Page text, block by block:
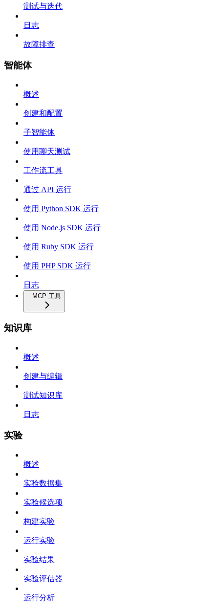
测试与迭代
日志
故障排查
智能体
概述
创建和配置
子智能体
使用聊天测试
工作流工具
通过 API 运行
使用 Python SDK 运行
使用 Node.js SDK 运行
使用 Ruby SDK 运行
使用 PHP SDK 运行
日志
MCP 工具
知识库
概述
创建与编辑
测试知识库
日志
实验
概述
实验数据集
实验候选项
构建实验
运行实验
实验结果
实验评估器
运行分析